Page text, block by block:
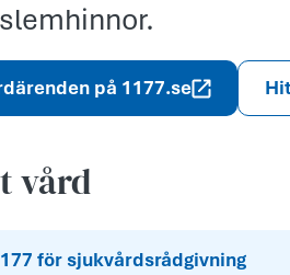
på 1177.se
vård
för sjukvårdsrådgivning